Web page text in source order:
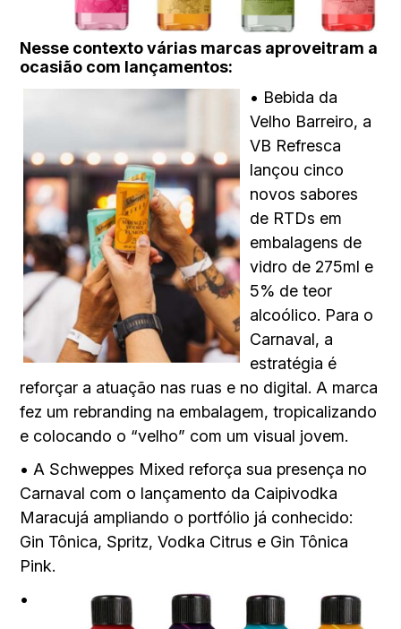
Nesse contexto várias marcas aproveitram a
ocasião com lançamentos:
• Bebida da
Velho Barreiro, a
VB Refresca
lançou cinco
novos sabores
de RTDs em
embalagens de
vidro de 275ml e
5% de teor
alcoólico. Para o
Carnaval, a
estratégia é
reforçar a atuação nas ruas e no digital. A marca
fez um rebranding na embalagem, tropicalizando
e colocando o “velho” com um visual jovem.
• A Schweppes Mixed reforça sua presença no
Carnaval com o lançamento da Caipivodka
Maracujá ampliando o portfólio já conhecido:
Gin Tônica, Spritz, Vodka Citrus e Gin Tônica
Pink.
•